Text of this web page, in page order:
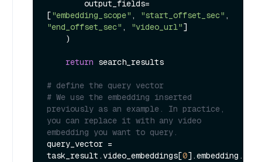
["embedding_scope" , "start_offset_sec"
"end_offset_sec" , "video_url"]
return search_results
# define the query vector
# We use the embedding inserted
previously as an example. In practice,
you can replace it with any video
embedding you want to query.
query_vector =
task_result.video_embeddings[0].embedding.